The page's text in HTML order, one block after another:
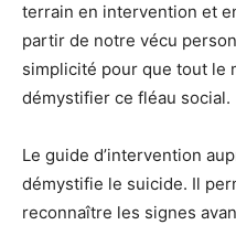
terrain en intervention et
partir de notre vécu
simplicité pour que tout le
démystifier ce fléau social.
Le guide d’intervention
démystifie le suicide. Il
reconnaître les signes